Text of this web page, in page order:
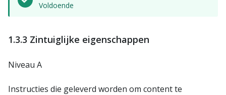
Voldoende
1.3.3 Zintuiglijke eigenschappen
Niveau A
Instructies die geleverd worden om content te